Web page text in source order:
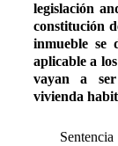
legislación
constitución
inmueble se
aplicable a
vayan a
vivienda